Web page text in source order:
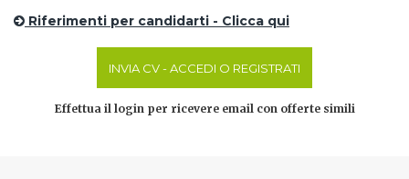
Riferimenti per candidarti - Clicca qui
INVIA CV - ACCEDI O REGISTRATI
Effettua il login per ricevere email con offerte simili